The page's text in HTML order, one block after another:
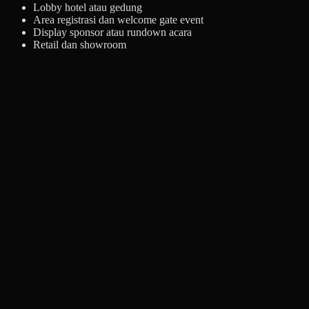
Lobby hotel atau gedung
Area registrasi dan welcome gate event
Display sponsor atau rundown acara
Retail dan showroom